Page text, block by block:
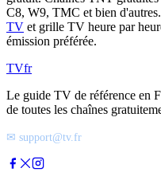
C8, W9, TMC et bien d'autres.
TV et grille TV heure par
émission préférée.
TVfr
Le guide TV de référence en
de toutes les chaînes
✉ support@tv.fr